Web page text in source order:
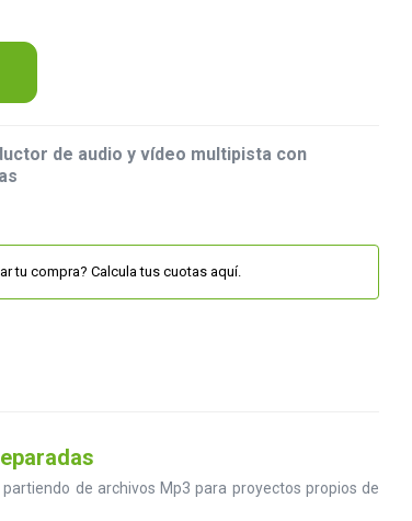
de audio y vídeo multipista con
tu compra? Calcula tus cuotas aquí.
de archivos Mp3 para proyectos propios de